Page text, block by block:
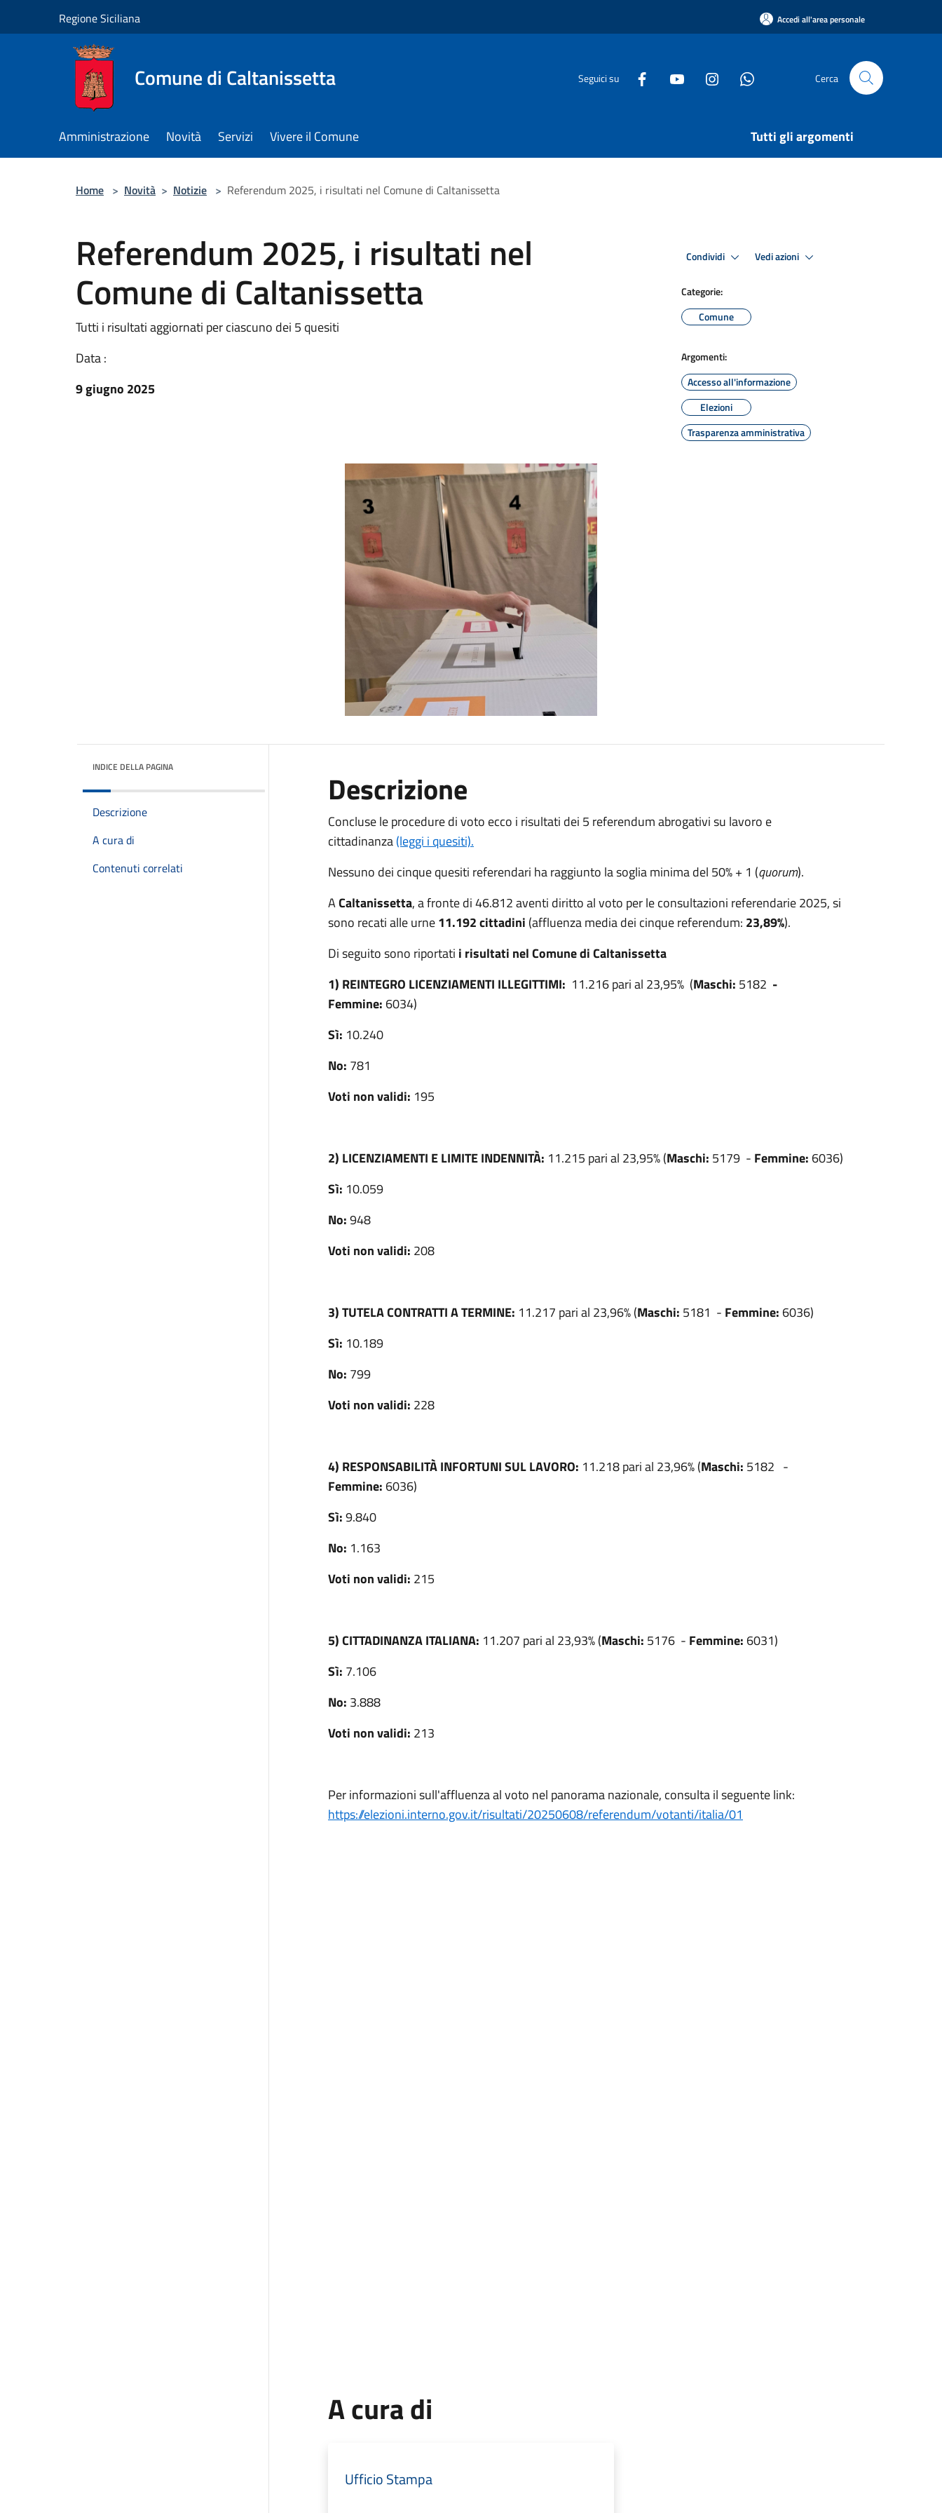
Regione Siciliana Accedi all'area personale
Comune di Caltanissetta Seguici su Cerca
Amministrazione Novità Servizi Vivere il Comune Tutti gli argomenti
Home > Novità > Notizie > Referendum 2025, i risultati nel Comune di Caltanissetta
Referendum 2025, i risultati nel
Comune di Caltanissetta
Tutti i risultati aggiornati per ciascuno dei 5 quesiti
Data :
9 giugno 2025
Condividi Vedi azioni
Categorie:
Comune
Argomenti:
Accesso all'informazione
Elezioni
Trasparenza amministrativa
INDICE DELLA PAGINA
Descrizione
A cura di
Contenuti correlati
Descrizione
Concluse le procedure di voto ecco i risultati dei 5 referendum abrogativi su lavoro e
cittadinanza(leggi i quesiti).
Nessuno dei cinque quesiti referendari ha raggiunto la soglia minima del 50% + 1 (quorum).
ACaltanissetta, a fronte di 46.812 aventi diritto al voto per le consultazioni referendarie 2025, si
sono recati alle urne11.192 cittadini (affluenza media dei cinque referendum: 23,89%).
Di seguito sono riportati i risultati nel Comune di Caltanissetta
1) REINTEGRO LICENZIAMENTI ILLEGITTIMI: 11.216 pari al 23,95% (Maschi: 5182 -
Femmine: 6034)
Sì: 10.240
No: 781
Voti non validi: 195
2) LICENZIAMENTI E LIMITE INDENNITÀ: 11.215 pari al 23,95% (Maschi: 5179 - Femmine: 6036)
Sì: 10.059
No:948
Voti non validi: 208
3) TUTELA CONTRATTI A TERMINE: 11.217 pari al 23,96% (Maschi: 5181 - Femmine: 6036)
Sì: 10.189
No: 799
Voti non validi: 228
4) RESPONSABILITÀ INFORTUNI SUL LAVORO: 11.218 pari al 23,96% (Maschi: 5182 -
Femmine: 6036)
Sì:9.840
No: 1.163
Voti non validi: 215
5) CITTADINANZA ITALIANA: 11.207 pari al 23,93% (Maschi: 5176 - Femmine: 6031)
Sì: 7.106
No: 3.888
Voti non validi: 213
Per informazioni sull'affluenza al voto nel panorama nazionale, consulta il seguente link:
https://elezioni.interno.gov.it/risultati/20250608/referendum/votanti/italia/01
A cura di
Ufficio Stampa